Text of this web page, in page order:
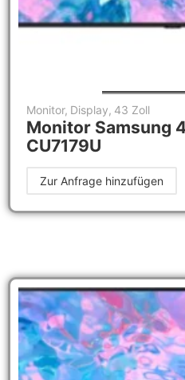
Monitor, Display, 43 Zoll
Monitor Samsung
CU7179U
Zur Anfrage hinzufügen